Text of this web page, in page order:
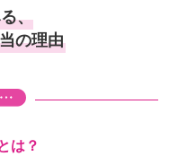
、
の理由
は？